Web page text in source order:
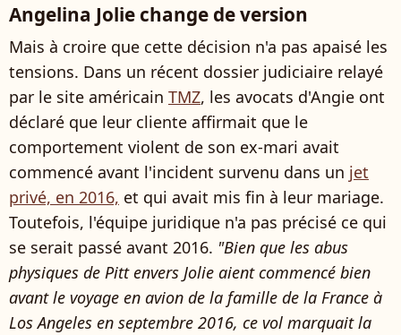
Angelina Jolie change de version
Mais à croire que cette décision n'a pas apaisé les
tensions. Dans un récent dossier judiciaire relayé
par le site américain TMZ, les avocats d'Angie ont
déclaré que leur cliente affirmait que le
comportement violent de son ex-mari avait
commencé avant l'incident survenu dans un jet
privé, en 2016, et qui avait mis fin à leur mariage.
Toutefois, l'équipe juridique n'a pas précisé ce qui
se serait passé avant 2016. "Bien que les abus
physiques de Pitt envers Jolie aient commencé bien
avant le voyage en avion de la famille de la France à
Los Angeles en septembre 2016, ce vol marquait la